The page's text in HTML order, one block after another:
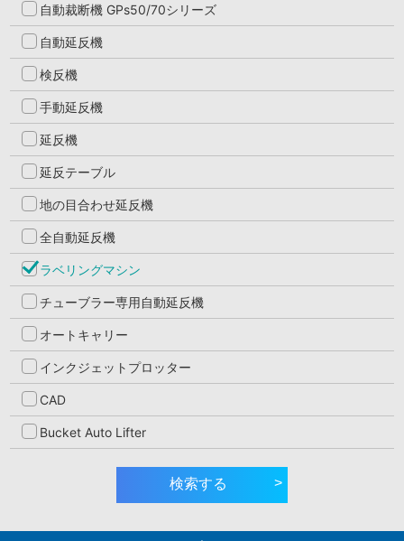
自動裁断機 GPs50/70シリーズ
自動延反機
検反機
手動延反機
延反機
延反テーブル
地の目合わせ延反機
全自動延反機
ラベリングマシン
チューブラー専用自動延反機
オートキャリー
インクジェットプロッター
CAD
Bucket Auto Lifter
検索する >